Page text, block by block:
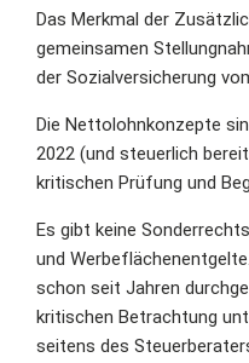
Das Merkmal der
gemeinsamen
der Sozialversicherung
Die Nettolohnkonzepte
2022 (und steuerlich
kritischen Prüfung und
Es gibt keine
und
schon seit Jahren
kritischen Betrachtung
seitens des